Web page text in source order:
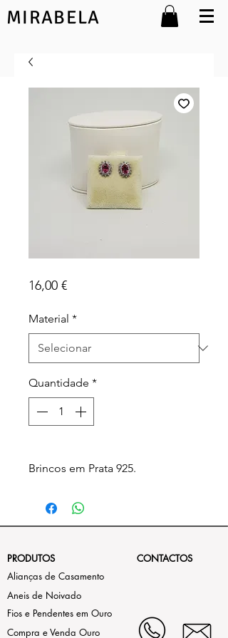
MIRABELA
16,00 €Preço
Material *
Quantidade *
Brincos em Prata 925.
PRODUTOS
CONTACTOS
Alianças de Casamento
Aneis de Noivado
Fios e Pendentes em Ouro
Compra e Venda Ouro